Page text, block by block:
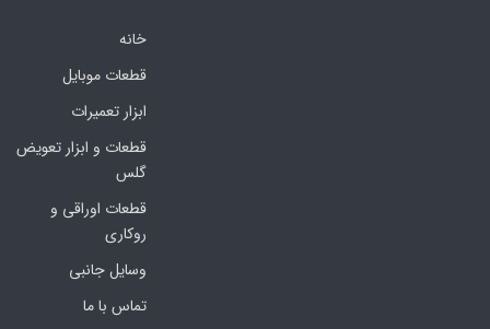
خانه
قطعات موبایل
ابزار تعمیرات
قطعات و ابزار تعویض
گلس
قطعات اوراقی و
روکاری
وسایل جانبی
تماس با ما